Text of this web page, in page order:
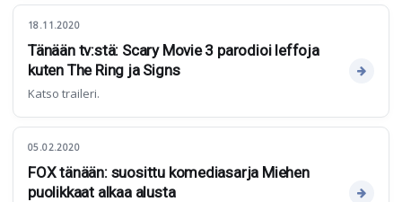
18.11.2020
Tänään tv:stä: Scary Movie 3 parodioi leffoja
kuten The Ring ja Signs
Katso traileri.
05.02.2020
FOX tänään: suosittu komediasarja Miehen
puolikkaat alkaa alusta